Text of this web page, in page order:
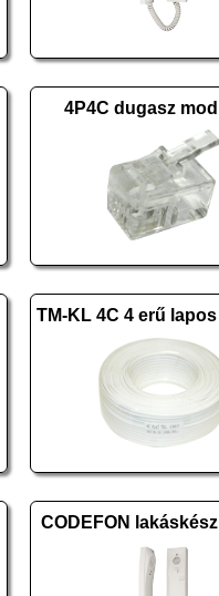
4P4C dugasz
CODEFON